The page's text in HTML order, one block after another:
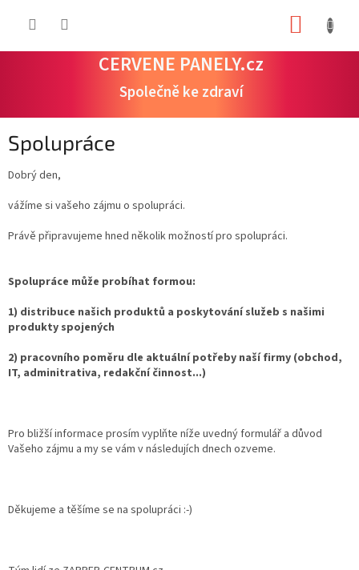
CERVENE PANELY.cz
Společně ke zdraví
Spolupráce
Dobrý den,
vážíme si vašeho zájmu o spolupráci.
Právě připravujeme hned několik možností pro spolupráci.
Spolupráce může probíhat formou:
1) distribuce našich produktů a poskytování služeb s našimi
produkty spojených
2) pracovního poměru dle aktuální potřeby naší firmy (obchod,
IT, adminitrativa, redakční činnost...)
Pro bližší informace prosím vyplňte níže uvedný formulář a důvod
Vašeho zájmu a my se vám v následujích dnech ozveme.
Děkujeme a těšíme se na spolupráci :-)